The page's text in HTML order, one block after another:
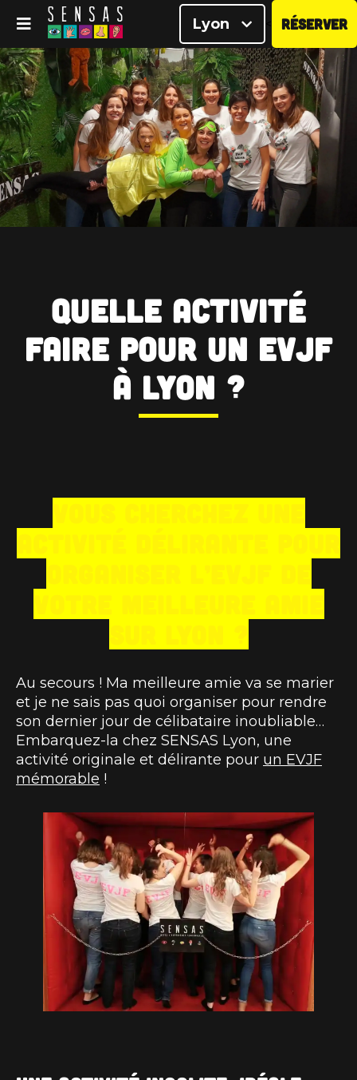
Lyon RÉSERVER
Quelle activité
faire pour un EVJF
à Lyon ?
Au secours ! Ma meilleure amie va se marier
et je ne sais pas quoi organiser pour rendre
son dernier jour de célibataire inoubliable…
Embarquez-la chez SENSAS Lyon, une
activité originale et délirante pour un EVJF
mémorable !